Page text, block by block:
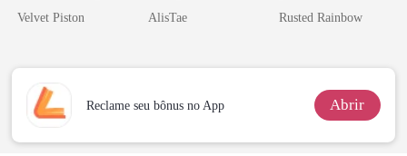
Alfa
Velvet Piston
irmão de meu
AlisTae
Preciosa
mafiosa!
Rusted Rainbow
Reclame seu bônus no App Abrir